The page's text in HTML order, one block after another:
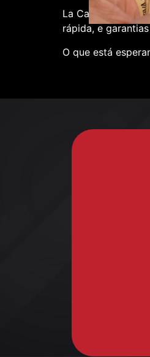
La Casa de Papel
rápida, e
O que está